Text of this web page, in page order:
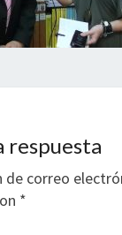
respuesta
de correo
*